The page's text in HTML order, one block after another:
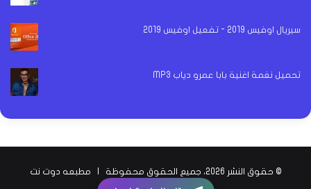
سيريال اوفيس 2019 - تفعيل اوفيس 2019
تحميل نغمة اغنية بابا عمرو دياب MP3
© حقوق النشر 2026، جميع الحقوق محفوظة | مطبعه دوت نت